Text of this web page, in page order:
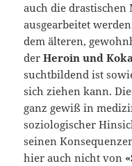
auch die drastischen
ausgearbeitet
dem älteren,
derHeroin und
suchtbildend ist
sich ziehen kann.
ganz gewiß in
soziologischer
seinen
hier auch nicht von